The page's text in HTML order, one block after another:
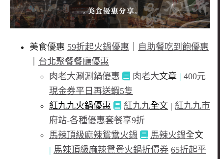
美食優惠 59折起火鍋優惠
自助餐吃到飽優惠
台北聚餐餐廳優惠
肉老大涮涮鍋優惠
肉老大文章 | 400元
現金券平日再送蝦5隻
紅九九火鍋優惠
紅九九全文 | 紅九九市
府站-各種優惠套餐享9折
馬辣頂級麻辣鴛鴦火鍋
馬辣火鍋全文
| 馬辣頂級麻辣鴛鴦火鍋折價券 65折起平